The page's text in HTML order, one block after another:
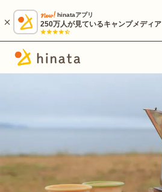
hinataアプリ
250万人が見ているキャンプメディア